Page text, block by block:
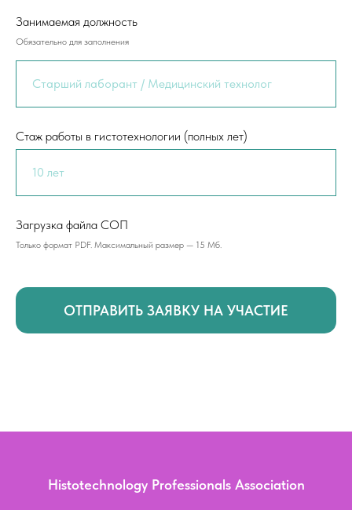
Занимаемая должность
Обязательно для заполнения
Стаж работы в гистотехнологии (полных лет)
Загрузка файла СОП
Только формат PDF. Максимальный размер — 15 Мб.
ОТПРАВИТЬ ЗАЯВКУ НА УЧАСТИЕ
Histotechnology Professionals Association